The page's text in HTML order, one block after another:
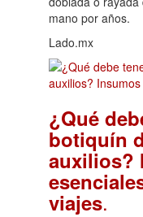
mano por años.
Lado.mx
¿Qué
botiquín
auxilios?
viajes.